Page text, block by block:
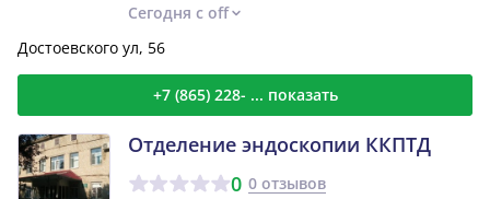
Сегодня с off
Достоевского ул, 56
+7 (865) 228- ... показать
Отделение эндоскопии ККПТД
0 0 отзывов